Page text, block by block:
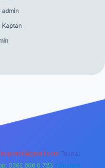
admin
Kaptan
Betexper giriş adresi
Teams:
0262 606 0 726 Telegram: